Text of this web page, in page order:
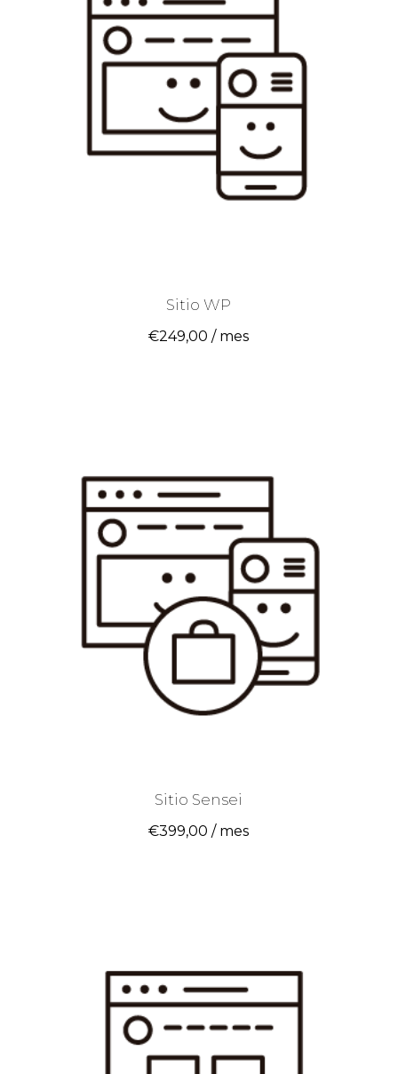
Sitio WP
€249,00 / mes
Sitio Sensei
€399,00 / mes